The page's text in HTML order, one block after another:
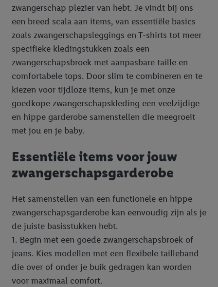
zwangerschap plezier van hebt. Je vindt bij ons
een breed scala aan items, van essentiële basics
zoals zwangerschapsleggings en T-shirts tot meer
specifieke kledingstukken zoals een
zwangerschapsbroek met aanpasbare taille en
comfortabele tops. Door slim te combineren en te
kiezen voor tijdloze items, kun je met onze
goedkope zwangerschapskleding een veelzijdige
en hippe garderobe samenstellen die meegroeit
met jou en je baby.
Essentiële items voor jouw
zwangerschapsgarderobe
Het samenstellen van een functionele en hippe
zwangerschapsgarderobe kan eenvoudig zijn als je
de juiste basisstukken hebt.
1. Begin met een goede zwangerschapsbroek of
jeans. Kies modellen met een flexibele tailleband
die over of onder je buik gedragen kan worden
voor maximaal comfort.